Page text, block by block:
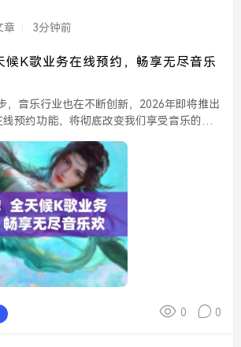
章 3分钟前
候K歌业务在线预约，畅享无尽音乐
，音乐行业也在不断创新，2026年即将推出
预约功能，将彻底改变我们享受音乐的方
0 0